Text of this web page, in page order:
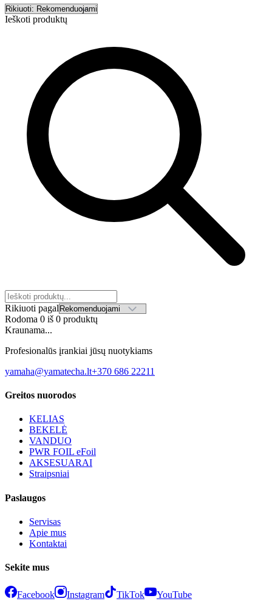
Ieškoti produktų
Rikiuoti pagal
Rodoma 0 iš 0 produktų
Kraunama...
Profesionalūs įrankiai jūsų nuotykiams
yamaha@yamatecha.lt+370 686 22211
Greitos nuorodos
KELIAS
BEKELĖ
VANDUO
PWR FOIL eFoil
AKSESUARAI
Straipsniai
Paslaugos
Servisas
Apie mus
Kontaktai
Sekite mus
Facebook Instagram TikTok YouTube